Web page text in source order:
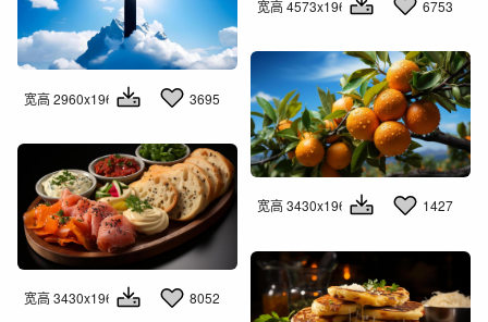
宽高 4573x1960 6753
宽高 2960x1960 3695
宽高 3430x1960 1427
宽高 3430x1960 8052